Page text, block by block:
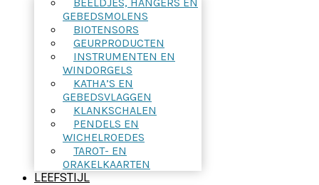
GEBEDSMOLENS
BIOTENSORS
GEURPRODUCTEN
INSTRUMENTEN EN
WINDORGELS
KATHA’S EN
GEBEDSVLAGGEN
KLANKSCHALEN
PENDELS EN
WICHELROEDES
TAROT- EN
ORAKELKAARTEN
LEEFSTIJL